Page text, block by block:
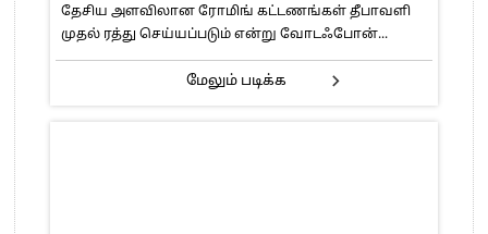
தேசிய அளவிலான ரோமிங் கட்டணங்கள் தீபாவளி
முதல் ரத்து செய்யப்படும் என்று வோடஃபோன்...
மேலும் படிக்க